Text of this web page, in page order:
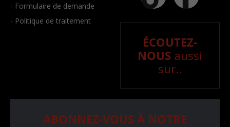
- Formulaire de demande
- Politique de traitement
ÉCOUTEZ-
NOUS aussi
sur..
ABONNEZ-VOUS À NOTRE